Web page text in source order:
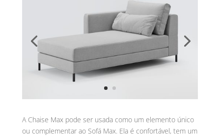
A Chaise Max pode ser usada como um elemento único
ou complementar ao Sofá Max. Ela é confortável, tem um